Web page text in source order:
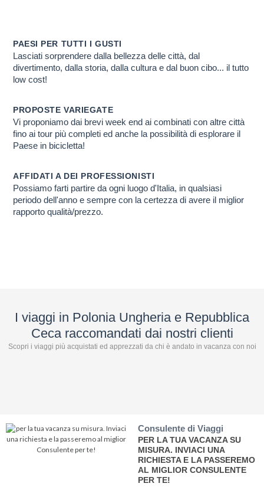
PAESI PER TUTTI I GUSTI
Lasciati sorprendere dalla bellezza delle città, dal
divertimento, dalla storia, dalla cultura e dal buon cibo... il tutto
low cost!
PROPOSTE VARIEGATE
Vi proponiamo dai brevi week end ai combinati con altre città
fino ai tour più completi ed anche la possibilità di esplorare il
Paese in bicicletta!
AFFIDATI A DEI PROFESSIONISTI
Possiamo farti partire da ogni luogo d'Italia, in qualsiasi
periodo dell'anno e sempre con la certezza di avere il miglior
rapporto qualità/prezzo.
I viaggi in Polonia Ungheria e Repubblica
Ceca raccomandati dai nostri clienti
Scopri i viaggi più acquistati ed apprezzati da chi è andato in vacanza con noi
Consulente di Viaggi
PER LA TUA VACANZA SU
MISURA. INVIACI UNA
RICHIESTA E LA PASSEREMO
AL MIGLIOR CONSULENTE
PER TE!